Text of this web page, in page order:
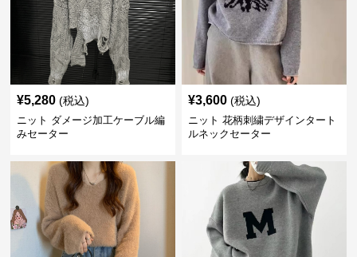
¥5,280 (税込)
ニット ダメージ加工ケーブル編
みセーター
¥3,600 (税込)
ニット 花柄刺繍デザインタート
ルネックセーター